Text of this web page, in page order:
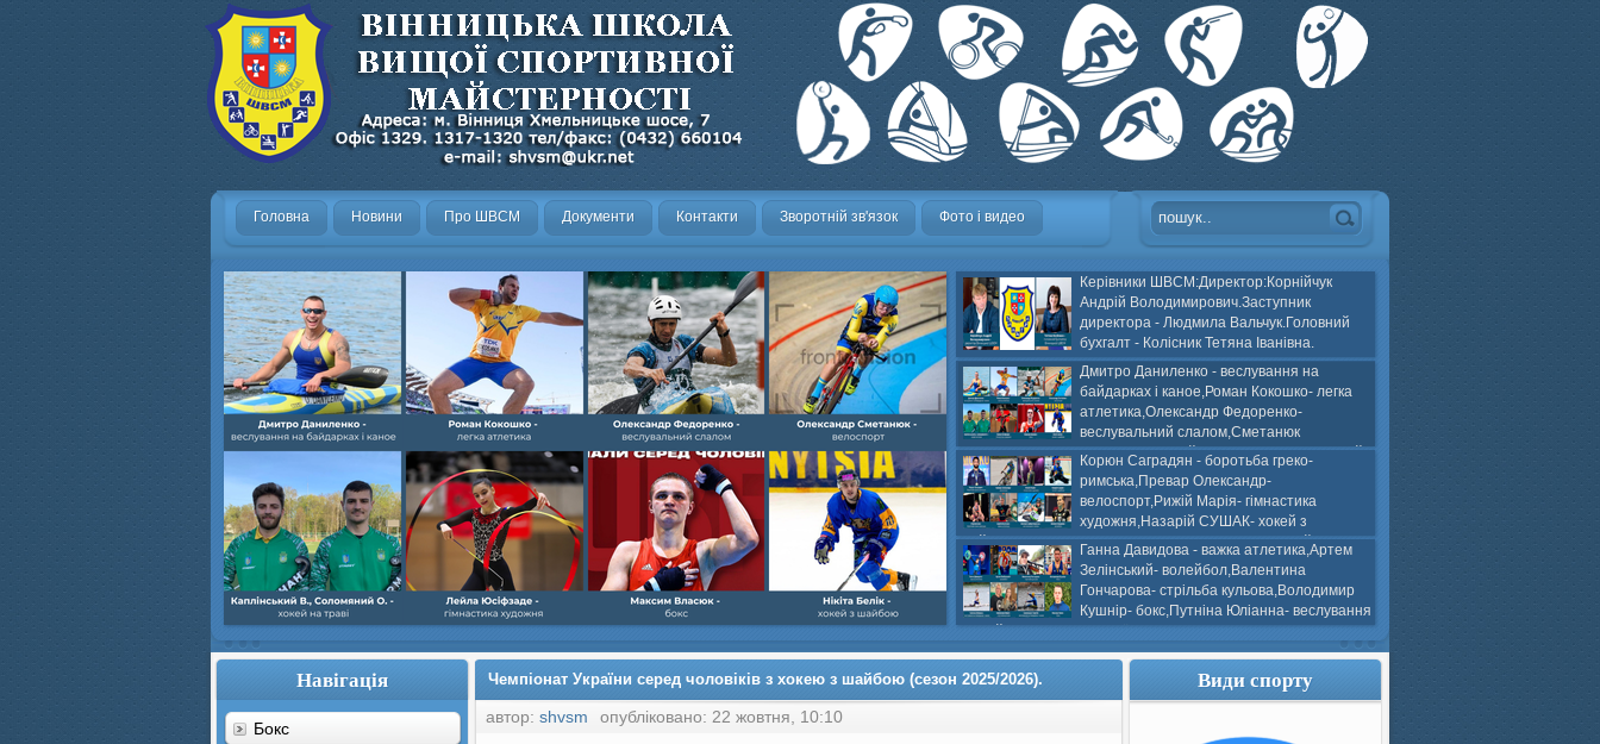
Головна Новини Про ШВСМ Документи Контакти Зворотній зв'язок Фото і видео
Керівники ШВСМ:Директор:Корнійчук
Андрій Володимирович.Заступник
директора - Людмила Вальчук.Головний
бухгалт - Колісник Тетяна Іванівна.
Дмитро Даниленко - веслування на
байдарках і каное,Роман Кокошко- легка
атлетика,Олександр Федоренко-
веслувальний слалом,Сметанюк
Олександр- велоспорт,Каплінський Володимир, Соломяний
Олександр- хокей на траві,Лейла Юсіфзаде- гімнастика
художня,Максим Власюк- бокс,Нікіта БЕЛІК- хокей з шайбою.
Корюн Саградян - боротьба греко-
римська,Превар Олександр-
велоспорт,Рижій Марія- гімнастика
художня,Назарій СУШАК- хокей з
шайбою,Ігор Бичков- боротьба греко-римська,Сергій
Колісник- важка атлетика,Вікторія Добротворська-
веслвальний слалом,Валерія Якушева - волейбол.
Ганна Давидова - важка атлетика,Артем
Зелінський- волейбол,Валентина
Гончарова- стрільба кульова,Володимир
Кушнір- бокс,Путніна Юліанна- веслування
на байдарках і каное,Моїсеєнко Марія- стрільба
кульова,Селезньов Г. веслування на байдарках і
каное,Максим Чекін- бокс.
Навігація
Бокс
Чемпіонат України серед чоловіків з хокею з шайбою (сезон 2025/2026).
автор: shvsm
опубліковано: 22 жовтня, 10:10
Види спорту